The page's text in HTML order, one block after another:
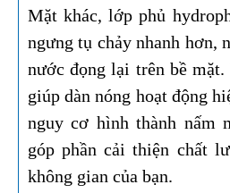
Mặt khác, lớp phủ
ngưng tụ chảy nhanh hơn,
nước đọng lại trên bề
giúp dàn nóng hoạt động
nguy cơ hình thành nấm
góp phần cải thiện chất
không gian của bạn.